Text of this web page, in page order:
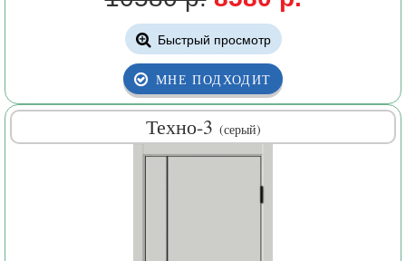
Быстрый просмотр
МНЕ ПОДХОДИТ
Техно-3 (серый)